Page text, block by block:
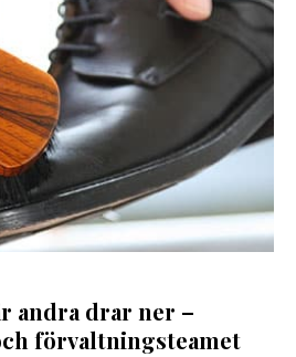
andra drar ner –
förvaltningsteamet